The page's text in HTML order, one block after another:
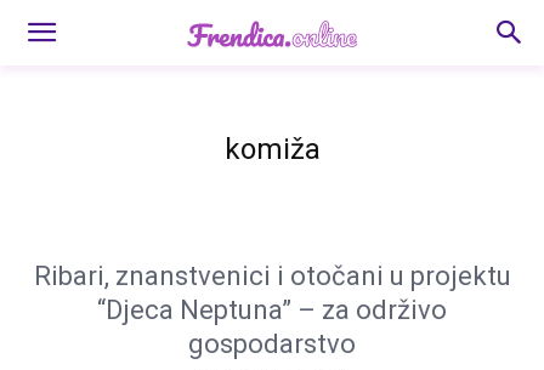
komiža
Ribari, znanstvenici i otočani u projektu
“Djeca Neptuna” – za održivo
gospodarstvo